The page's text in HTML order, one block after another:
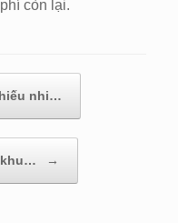
còn lại.
nhi…
khu… →